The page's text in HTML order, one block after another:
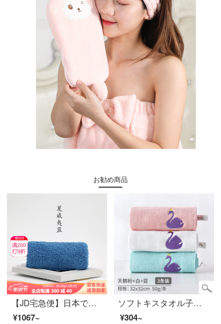
お勧め商品
【JD宅急便】日本で製造されたオリジナル輸入浅野airkaolの純綿タオルは、吸水性の強い子供用タオルの柔らかさと速乾性のある大人用の洗顔タオルです。
¥1067~
ソフトキスタオル子供用タオル子供専用洗顔綿四角いガーゼの両面に、竹繊維の小さいスカーフ幼稚園白鳥の三つのセットがあります。
¥304~